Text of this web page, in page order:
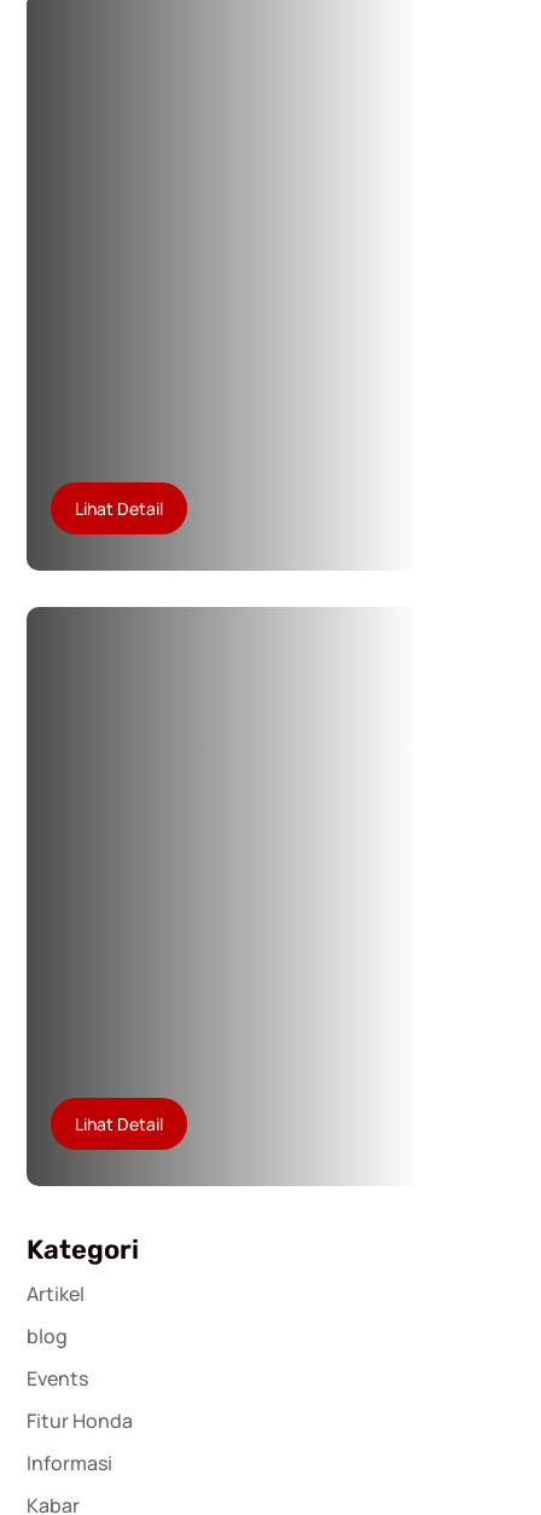
Lihat Detail
Lihat Detail
Kategori
Artikel
blog
Events
Fitur Honda
Informasi
Kabar